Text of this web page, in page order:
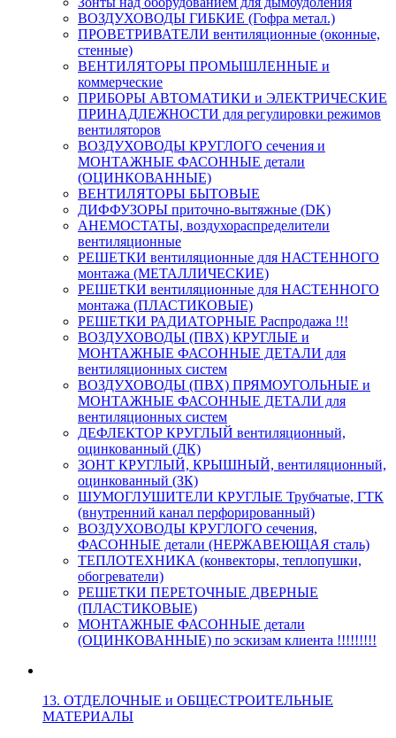
ВОЗДУХОВОДЫ ГИБКИЕ (Гофра метал.)
ПРОВЕТРИВАТЕЛИ вентиляционные (оконные,
стенные)
ВЕНТИЛЯТОРЫ ПРОМЫШЛЕННЫЕ и
коммерческие
ПРИБОРЫ АВТОМАТИКИ и ЭЛЕКТРИЧЕСКИЕ
ПРИНАДЛЕЖНОСТИ для регулировки режимов
вентиляторов
ВОЗДУХОВОДЫ КРУГЛОГО сечения и
МОНТАЖНЫЕ ФАСОННЫЕ детали
(ОЦИНКОВАННЫЕ)
ВЕНТИЛЯТОРЫ БЫТОВЫЕ
ДИФФУЗОРЫ приточно-вытяжные (DK)
АНЕМОСТАТЫ, воздухораспределители
вентиляционные
РЕШЕТКИ вентиляционные для НАСТЕННОГО
монтажа (МЕТАЛЛИЧЕСКИЕ)
РЕШЕТКИ вентиляционные для НАСТЕННОГО
монтажа (ПЛАСТИКОВЫЕ)
РЕШЕТКИ РАДИАТОРНЫЕ Распродажа !!!
ВОЗДУХОВОДЫ (ПВХ) КРУГЛЫЕ и
МОНТАЖНЫЕ ФАСОННЫЕ ДЕТАЛИ для
вентиляционных систем
ВОЗДУХОВОДЫ (ПВХ) ПРЯМОУГОЛЬНЫЕ и
МОНТАЖНЫЕ ФАСОННЫЕ ДЕТАЛИ для
вентиляционных систем
ДЕФЛЕКТОР КРУГЛЫЙ вентиляционный,
оцинкованный (ДК)
ЗОНТ КРУГЛЫЙ, КРЫШНЫЙ, вентиляционный,
оцинкованный (ЗК)
ШУМОГЛУШИТЕЛИ КРУГЛЫЕ Трубчатые, ГТК
(внутренний канал перфорированный)
ВОЗДУХОВОДЫ КРУГЛОГО сечения,
ФАСОННЫЕ детали (НЕРЖАВЕЮЩАЯ сталь)
ТЕПЛОТЕХНИКА (конвекторы, теплопушки,
обогреватели)
РЕШЕТКИ ПЕРЕТОЧНЫЕ ДВЕРНЫЕ
(ПЛАСТИКОВЫЕ)
МОНТАЖНЫЕ ФАСОННЫЕ детали
(ОЦИНКОВАННЫЕ) по эскизам клиента !!!!!!!!!
13. ОТДЕЛОЧНЫЕ и ОБЩЕСТРОИТЕЛЬНЫЕ
МАТЕРИАЛЫ